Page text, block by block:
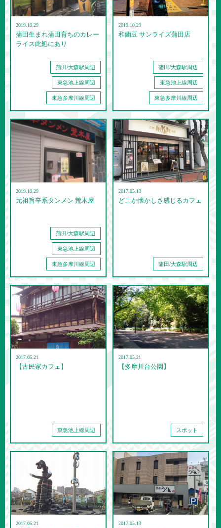
2019.10.29
蒲田生まれ蒲田育ちのカレー
ライス此処にあり
蒲田/大森駅周辺
東急池上線周辺
東急多摩川線周辺
2019.10.29
和蘭豆 サンライズ蒲田店
蒲田/大森駅周辺
東急池上線周辺
東急多摩川線周辺
2019.10.29
元祖旨辛系タンメン 荒木屋
蒲田/大森駅周辺
東急池上線周辺
東急多摩川線周辺
2017.05.13
どこか懐かしさ感じるカフェ
蒲田/大森駅周辺
2017.05.21
【古民家カフェ】
東急池上線周辺
2017.05.21
【多摩川台公園】
スポット
2017.05.21 2017.05.13